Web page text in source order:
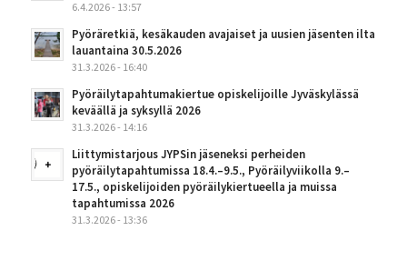
6.4.2026 - 13:57
Pyöräretkiä, kesäkauden avajaiset ja uusien jäsenten ilta
lauantaina 30.5.2026
31.3.2026 - 16:40
Pyöräilytapahtumakiertue opiskelijoille Jyväskylässä
keväällä ja syksyllä 2026
31.3.2026 - 14:16
Liittymistarjous JYPSin jäseneksi perheiden
pyöräilytapahtumissa 18.4.–9.5., Pyöräilyviikolla 9.–
17.5., opiskelijoiden pyöräilykiertueella ja muissa
tapahtumissa 2026
31.3.2026 - 13:36